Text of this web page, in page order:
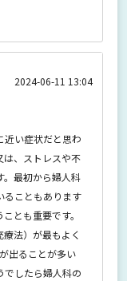
2024-06-11 13:04
近い症状だと思わ
は、ストレスや不
。最初から婦人科
ることもあります
とも重要です。
法）が最もよく
出ることが多い
でしたら婦人科の